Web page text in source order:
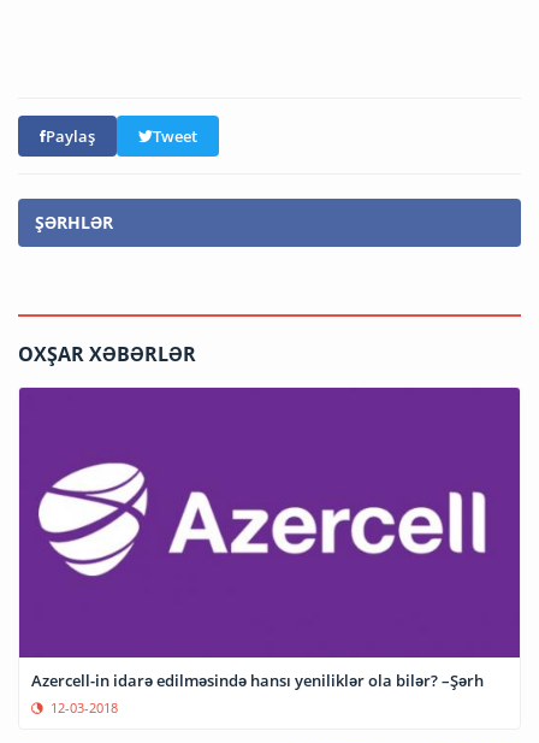
Paylaş Tweet
ŞƏRHLƏR
OXŞAR XƏBƏRLƏR
Azercell-in idarə edilməsində hansı yeniliklər ola bilər? –Şərh
12-03-2018